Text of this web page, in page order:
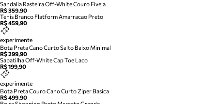
Sandalia Rasteira Off-White Couro Fivela
R$ 359,90
Tenis Branco Flatform Amarracao Preto
R$ 459,90
experimente
Bota Preta Cano Curto Salto Baixo Minimal
R$ 299,90
Sapatilha Off-White Cap Toe Laco
R$ 199,90
experimente
Bota Preta Couro Cano Curto Ziper Basica
R$ 499,90